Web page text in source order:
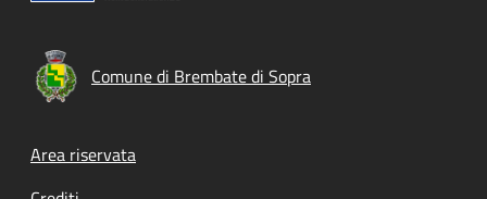
Comune di Brembate di Sopra
Footer menu
Area riservata